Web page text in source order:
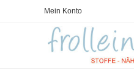
Mein Konto